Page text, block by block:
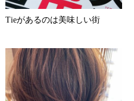
Tieがあるのは美味しい街